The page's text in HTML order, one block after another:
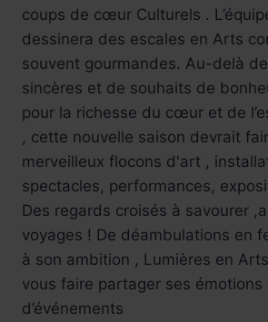
coups de cœur Culturels .
dessinera des escales en Arts
souvent gourmandes. Au-delà
sincères et de souhaits de
pour la richesse du cœur et de
, cette nouvelle saison devrait
merveilleux flocons d'art ,
spectacles, performances,
Des regards croisés à savourer
voyages ! De déambulations en
à son ambition , Lumières en
vous faire partager ses
d’événements